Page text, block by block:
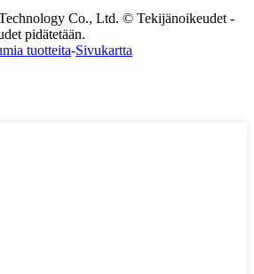
Co., Ltd. © Tekijänoikeudet -
pidätetään.
tuotteita-Sivukartta